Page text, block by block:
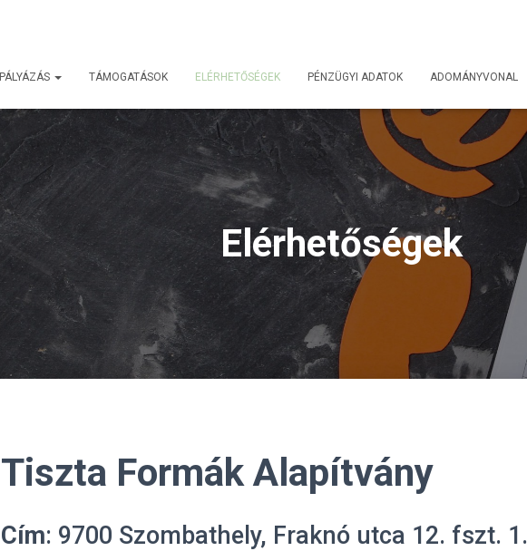
PÁLYÁZÁS TÁMOGATÁSOK ELÉRHETŐSÉGEK PÉNZÜGYI ADATOK ADOMÁNYVONAL
Elérhetőségek
Tiszta Formák Alapítvány
Cím: 9700 Szombathely, Fraknó utca 12. fszt. 1.